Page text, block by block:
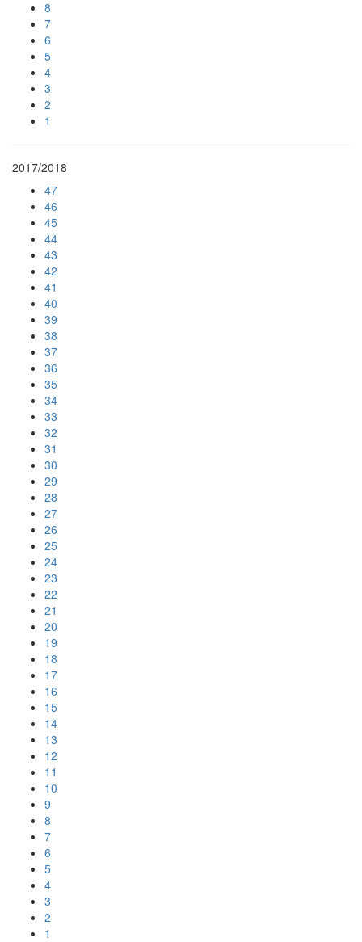
8
7
6
5
4
3
2
1
2017/2018
47
46
45
44
43
42
41
40
39
38
37
36
35
34
33
32
31
30
29
28
27
26
25
24
23
22
21
20
19
18
17
16
15
14
13
12
11
10
9
8
7
6
5
4
3
2
1